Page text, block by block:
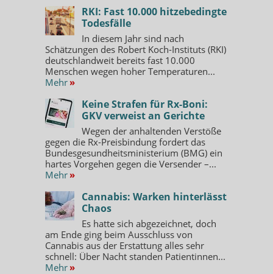
RKI: Fast 10.000 hitzebedingte
Todesfälle
In diesem Jahr sind nach
Schätzungen des Robert Koch-Instituts (RKI)
deutschlandweit bereits fast 10.000
Menschen wegen hoher Temperaturen...
Mehr »
Keine Strafen für Rx-Boni:
GKV verweist an Gerichte
Wegen der anhaltenden Verstöße
gegen die Rx-Preisbindung fordert das
Bundesgesundheitsministerium (BMG) ein
hartes Vorgehen gegen die Versender –...
Mehr »
Cannabis: Warken hinterlässt
Chaos
Es hatte sich abgezeichnet, doch
am Ende ging beim Ausschluss von
Cannabis aus der Erstattung alles sehr
schnell: Über Nacht standen Patientinnen...
Mehr »